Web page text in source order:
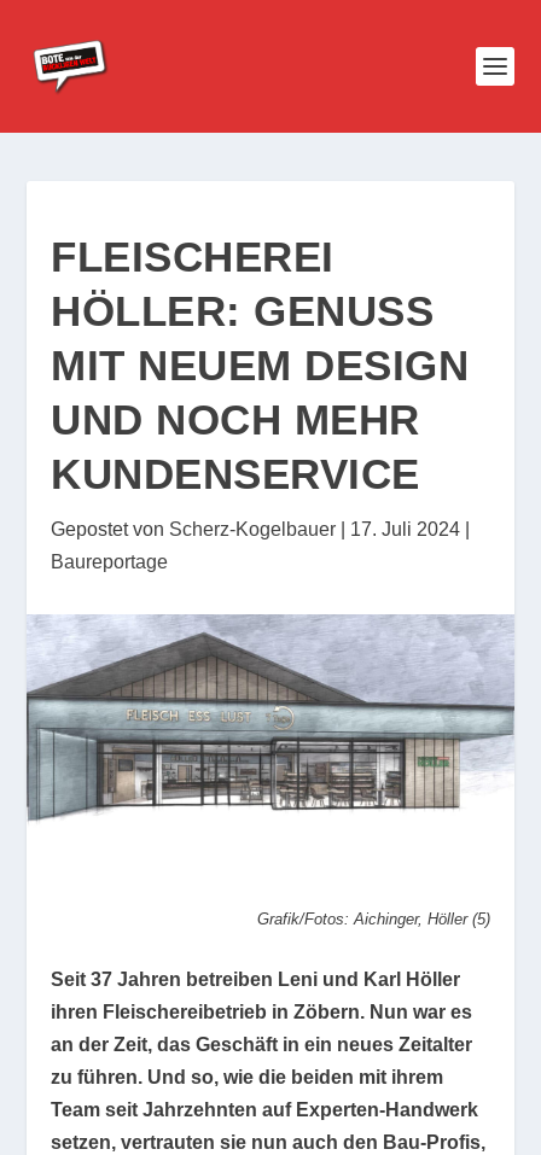
FLEISCHEREI
HÖLLER: GENUSS
MIT NEUEM DESIGN
UND NOCH MEHR
KUNDENSERVICE
Gepostet von Scherz-Kogelbauer 17. Juli 2024
Baureportage
Grafik/Fotos: Aichinger, Höller (5)
Seit 37 Jahren betreiben Leni und Karl Höller
ihren Fleischereibetrieb in Zöbern. Nun war es
an der Zeit, das Geschäft in ein neues Zeitalter
zu führen. Und so, wie die beiden mit ihrem
Team seit Jahrzehnten auf Experten-Handwerk
setzen, vertrauten sie nun auch den Bau-Profis,